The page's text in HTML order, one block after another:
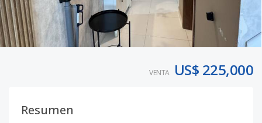
VENTA US$ 225,000
Resumen